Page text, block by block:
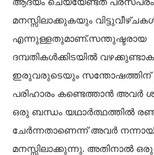
മനസ്സിലാക്കുകയും
എന്നുള്ളതുമാണ്.സന്തുഷ്ടരായ
ദമ്പതികള്‍ക്കിടയില്‍
ഇരുവരുടെയും സന്തോഷത്തിന്
പരിഹാരം കണ്ടെത്താന്‍ അവര്‍
ഒരു ബന്ധം യഥാര്‍ത്ഥത്തില്‍
ചേര്‍ന്നതാണെന്ന് അവര്‍
മനസ്സിലാക്കുന്നു. അതിനാല്‍